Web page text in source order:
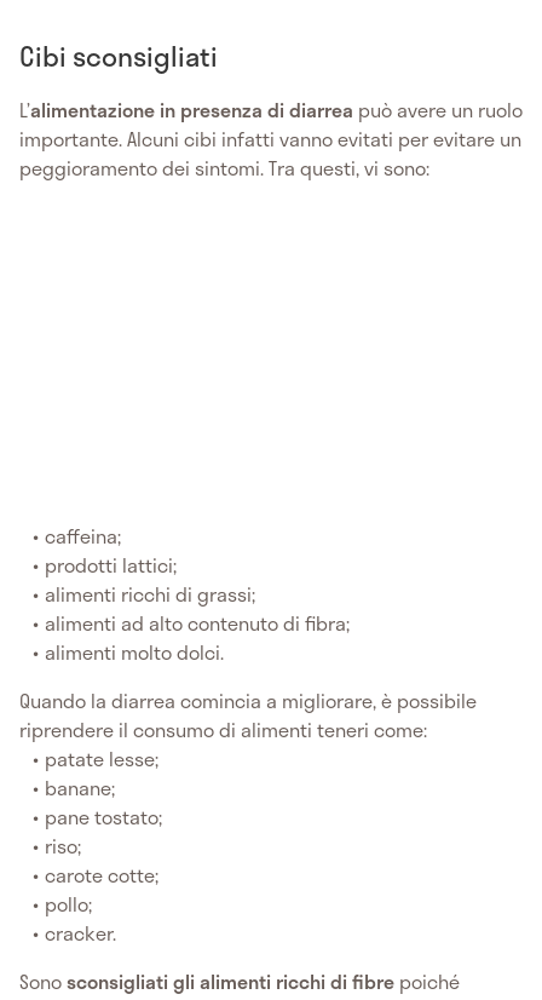
Cibi sconsigliati
L’alimentazione in presenza di diarrea può avere un ruolo
importante. Alcuni cibi infatti vanno evitati per evitare un
peggioramento dei sintomi. Tra questi, vi sono:
caffeina;
prodotti lattici;
alimenti ricchi di grassi;
alimenti ad alto contenuto di fibra;
alimenti molto dolci.
Quando la diarrea comincia a migliorare, è possibile
riprendere il consumo di alimenti teneri come:
patate lesse;
banane;
pane tostato;
riso;
carote cotte;
pollo;
cracker.
Sonosconsigliati gli alimenti ricchi di fibre poiché